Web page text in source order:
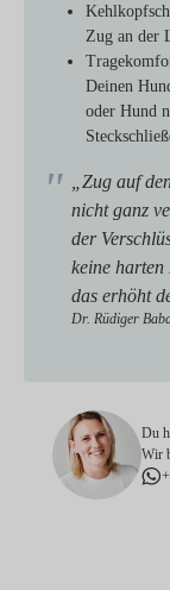
Zug an der
Deinen
oder Hund
„Zug auf
nicht ganz
der
keine
das erhöht
Dr. Rüdiger
Du
Wir